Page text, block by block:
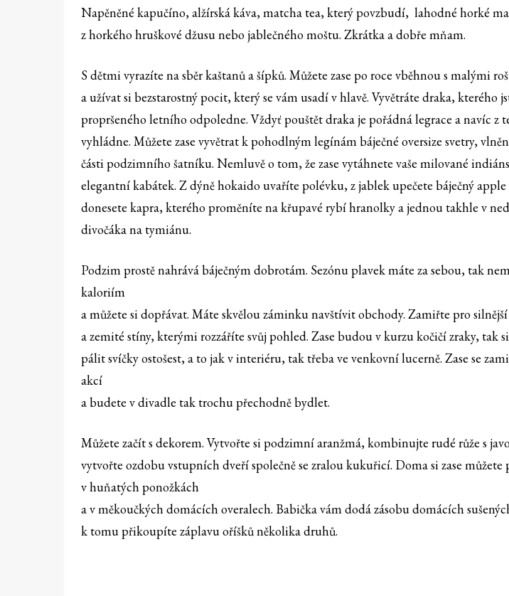
Napěněné kapučíno, alžírská káva, matcha tea, který povzbudí, lahodné horké
z horkého hruškové džusu nebo jablečného moštu. Zkrátka a dobře mňam.
S dětmi vyrazíte na sběr kaštanů a šípků. Můžete zase po roce vběhnou s malými
a užívat si bezstarostný pocit, který se vám usadí v hlavě. Vyvětráte draka, kterého
propršeného letního odpoledne. Vždyť pouštět draka je pořádná legrace a navíc z
vyhládne. Můžete zase vyvětrat k pohodlným legínám báječné oversize svetry,
části podzimního šatníku. Nemluvě o tom, že zase vytáhnete vaše milované
elegantní kabátek. Z dýně hokaido uvaříte polévku, z jablek upečete báječný
donesete kapra, kterého proměníte na křupavé rybí hranolky a jednou takhle v
divočáka na tymiánu.
Podzim prostě nahrává báječným dobrotám. Sezónu plavek máte za sebou, tak
kaloriím
a můžete si dopřávat. Máte skvělou záminku navštívit obchody. Zamiřte pro
a zemité stíny, kterými rozzáříte svůj pohled. Zase budou v kurzu kočičí zraky, tak
pálit svíčky ostošest, a to jak v interiéru, tak třeba ve venkovní lucerně. Zase se
akcí
a budete v divadle tak trochu přechodně bydlet.
Můžete začít s dekorem. Vytvořte si podzimní aranžmá, kombinujte rudé růže s
vytvořte ozdobu vstupních dveří společně se zralou kukuřicí. Doma si zase
v huňatých ponožkách
a v měkoučkých domácích overalech. Babička vám dodá zásobu domácích
k tomu přikoupíte záplavu oříšků několika druhů.